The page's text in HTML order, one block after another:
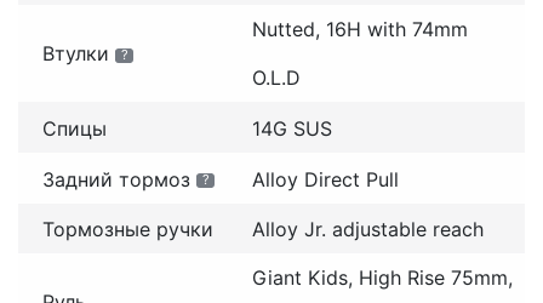
Втулки ?
Nutted, 16H with 74mm
O.L.D
Спицы 14G SUS
Задний тормоз ? Alloy Direct Pull
Тормозные ручки Alloy Jr. adjustable reach
Giant Kids, High Rise 75mm,